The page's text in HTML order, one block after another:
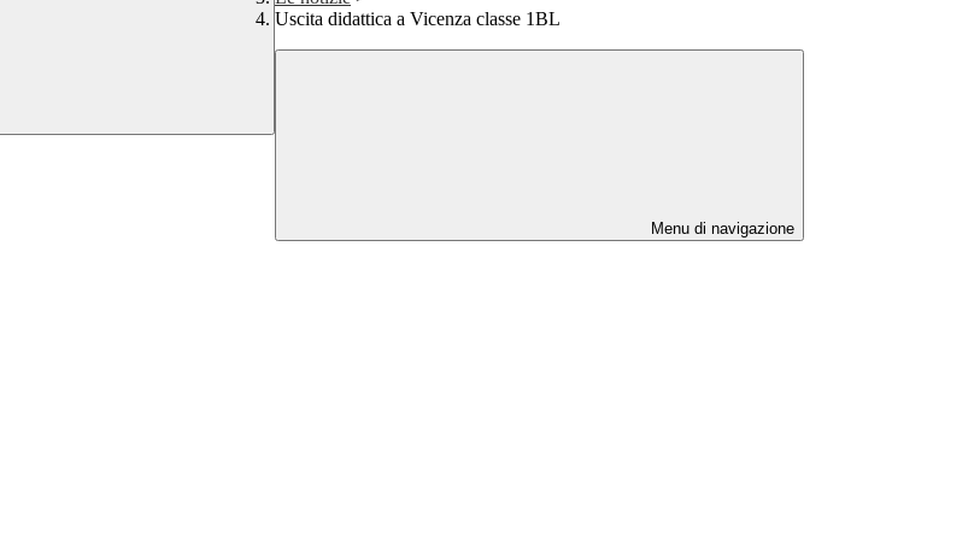
Uscita didattica a Vicenza classe 1BL
Menu di navigazione